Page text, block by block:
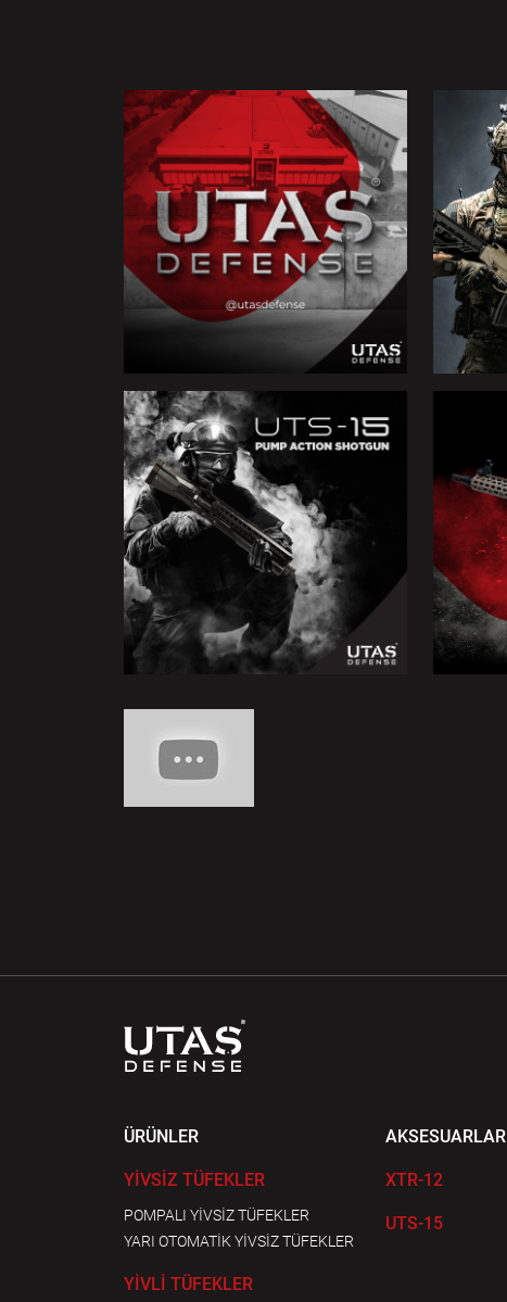
ÜRÜNLER
YİVSİZ TÜFEKLER
POMPALI YİVSİZ TÜFEKLER
YARI OTOMATİK YİVSİZ TÜFEKLER
YİVLİ TÜFEKLER
AKSESUARLAR
XTR-12
UTS-15